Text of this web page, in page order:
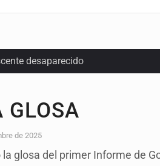
desaparecido
del INE para aprobar
de policías, afirma Lazos
de Santa Tere
GLOSA
de 2025
glosa del primer Informe de